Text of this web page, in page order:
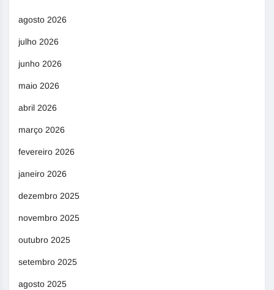
agosto 2026
julho 2026
junho 2026
maio 2026
abril 2026
março 2026
fevereiro 2026
janeiro 2026
dezembro 2025
novembro 2025
outubro 2025
setembro 2025
agosto 2025